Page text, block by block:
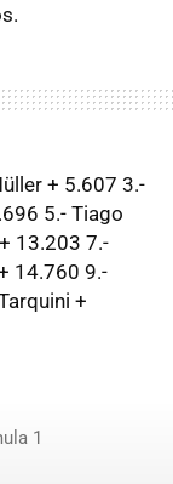
+ 5.607 3.-
5.- Tiago
13.203 7.-
14.760 9.-
+
1